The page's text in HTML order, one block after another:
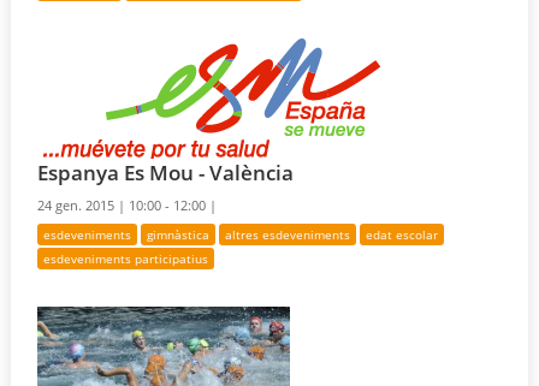
Espanya Es Mou - València
24 gen. 2015 | 10:00 - 12:00 |
esdeveniments gimnàstica altres esdeveniments
edat escolar
esdeveniments participatius